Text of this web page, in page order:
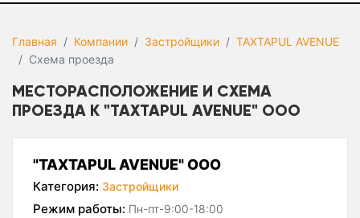
Главная Компании Застройщики
TAXTAPUL AVENUE
Схема проезда
МЕСТОРАСПОЛОЖЕНИЕ И СХЕМА
ПРОЕЗДА К "TAXTAPUL AVENUE" ООО
"TAXTAPUL AVENUE" ООО
Категория: Застройщики
Режим работы: Пн-пт-9:00-18:00